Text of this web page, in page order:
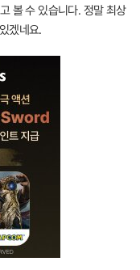
볼 수 있습니다. 정말 최상
겠네요.